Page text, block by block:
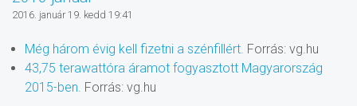
2016. január 19. kedd 19:41
Még három évig kell fizetni a szénfillért. Forrás: vg.hu
43,75 terawattóra áramot fogyasztott Magyarország
2015-ben. Forrás: vg.hu